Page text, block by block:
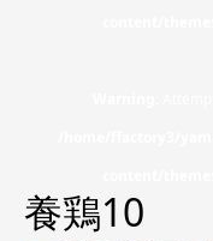
養鶏10